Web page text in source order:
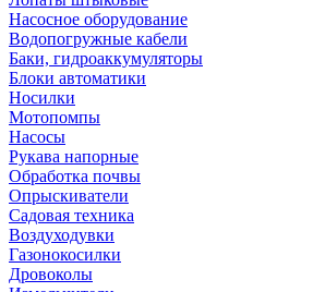
Насосное оборудование
Водопогружные кабели
Баки, гидроаккумуляторы
Блоки автоматики
Носилки
Мотопомпы
Насосы
Рукава напорные
Обработка почвы
Опрыскиватели
Садовая техника
Воздуходувки
Газонокосилки
Дровоколы